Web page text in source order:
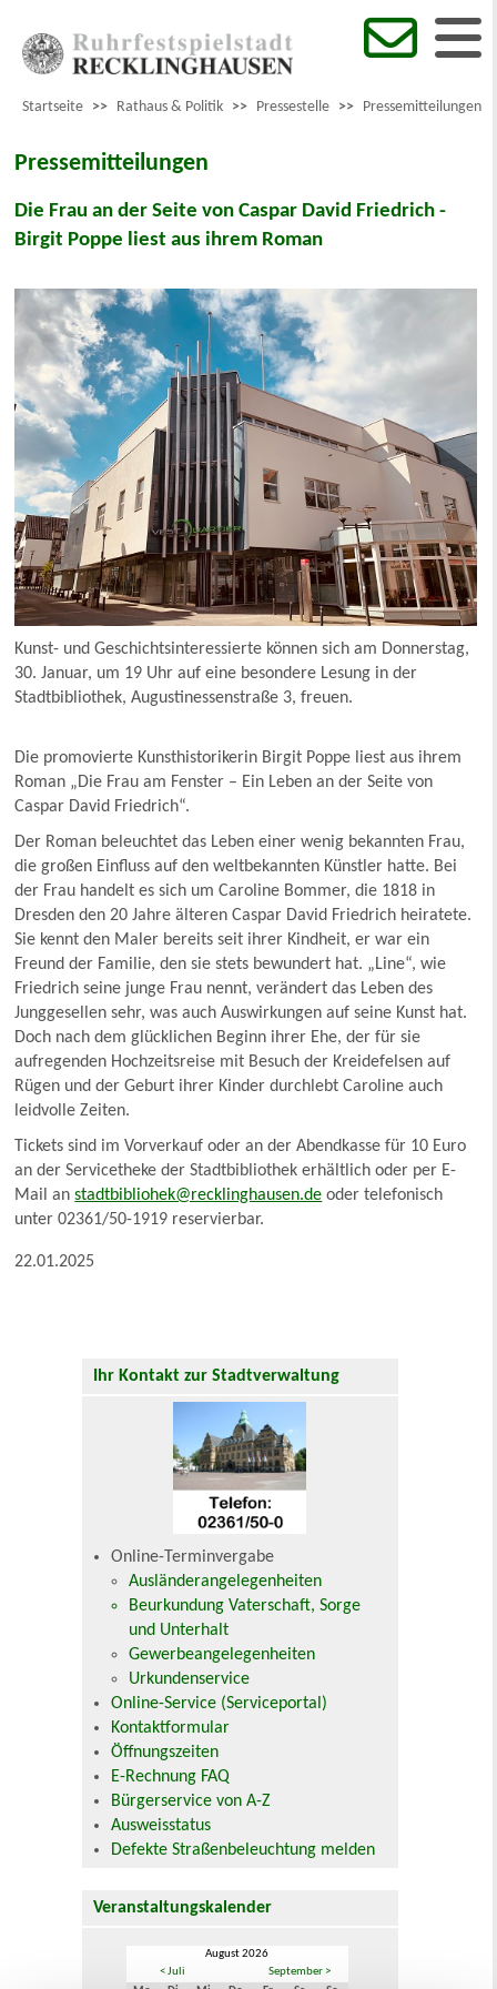
Startseite >> Rathaus & Politik >> Pressestelle >> Pressemitteilungen
Pressemitteilungen
Die Frau an der Seite von Caspar David Friedrich -
Birgit Poppe liest aus ihrem Roman
Kunst- und Geschichtsinteressierte können sich am Donnerstag,
30. Januar, um 19 Uhr auf eine besondere Lesung in der
Stadtbibliothek, Augustinessenstraße 3, freuen.
Die promovierte Kunsthistorikerin Birgit Poppe liest aus ihrem
Roman „Die Frau am Fenster – Ein Leben an der Seite von
Caspar David Friedrich“.
Der Roman beleuchtet das Leben einer wenig bekannten Frau,
die großen Einfluss auf den weltbekannten Künstler hatte. Bei
der Frau handelt es sich um Caroline Bommer, die 1818 in
Dresden den 20 Jahre älteren Caspar David Friedrich heiratete.
Sie kennt den Maler bereits seit ihrer Kindheit, er war ein
Freund der Familie, den sie stets bewundert hat. „Line“, wie
Friedrich seine junge Frau nennt, verändert das Leben des
Junggesellen sehr, was auch Auswirkungen auf seine Kunst hat.
Doch nach dem glücklichen Beginn ihrer Ehe, der für sie
aufregenden Hochzeitsreise mit Besuch der Kreidefelsen auf
Rügen und der Geburt ihrer Kinder durchlebt Caroline auch
leidvolle Zeiten.
Tickets sind im Vorverkauf oder an der Abendkasse für 10 Euro
an der Servicetheke der Stadtbibliothek erhältlich oder per E-
Mail anstadtbibliohek@recklinghausen.de oder telefonisch
unter 02361/50-1919 reservierbar.
22.01.2025
Ihr Kontakt zur Stadtverwaltung
Online-Terminvergabe
Ausländerangelegenheiten
Beurkundung Vaterschaft, Sorge
und Unterhalt
Gewerbeangelegenheiten
Urkundenservice
Online-Service (Serviceportal)
Kontaktformular
Öffnungszeiten
E-Rechnung FAQ
Bürgerservice von A-Z
Ausweisstatus
Defekte Straßenbeleuchtung melden
Veranstaltungskalender
August 2026
< Juli
September >